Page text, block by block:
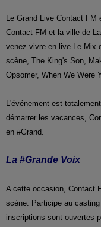
Le Grand Live Contact FM
Contact FM et la ville de
venez vivre en live Le Mix
scène, The King's Son,
Opsomer, When We Were
L'événement est
démarrer les vacances,
en #Grand.
La #Grande Voix
A cette occasion, Contact
scène. Participe au
inscriptions sont ouvertes